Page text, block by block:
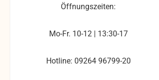
Öffnungszeiten:
Mo-Fr. 10-12 | 13:30-17
Hotline: 09264 96799-20